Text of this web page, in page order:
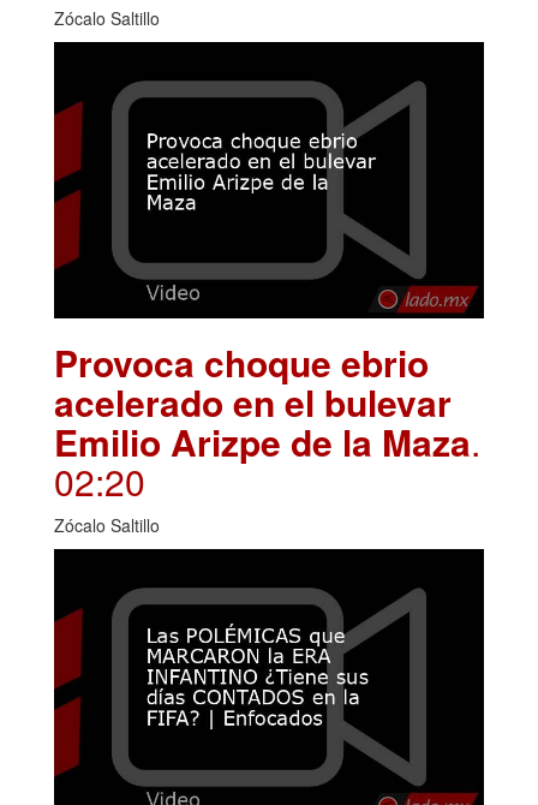
Zócalo Saltillo
Provoca choque ebrio
acelerado en el bulevar
Emilio Arizpe de la Maza.
02:20
Zócalo Saltillo